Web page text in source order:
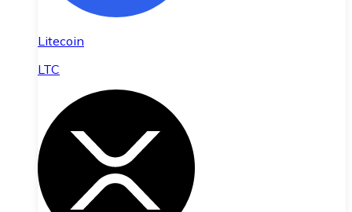
Litecoin
LTC